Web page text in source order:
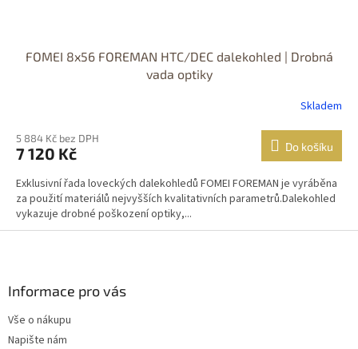
FOMEI 8x56 FOREMAN HTC/DEC dalekohled | Drobná
vada optiky
Skladem
5 884 Kč bez DPH
7 120 Kč Do košíku
Exklusivní řada loveckých dalekohledů FOMEI FOREMAN je vyráběna
za použití materiálů nejvyšších kvalitativních parametrů.Dalekohled
vykazuje drobné poškození optiky,...
Informace pro vás
Vše o nákupu
Napište nám